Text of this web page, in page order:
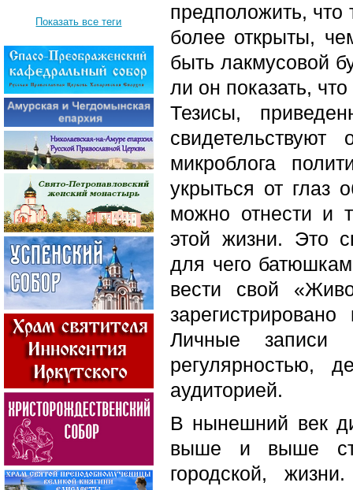
предположить, что
более открыты,
быть лакмусовой
ли он показать,
Тезисы,
микроблога
укрыться от глаз
можно отнести и
этой жизни. Это
для чего
вести свой
Личные записи
регулярностью,
аудиторией.
В нынешний век
выше и выше
городской,
Показать все теги